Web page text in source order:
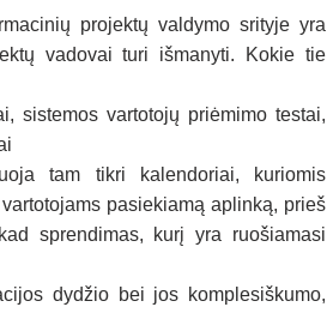
projektų valdymo srityje yra
vadovai turi išmanyti. Kokie tie
sistemos vartotojų priėmimo testai,
tam tikri kalendoriai, kuriomis
pasiekiamą aplinką, prieš
sprendimas, kurį yra ruošiamasi
dydžio bei jos komplesiškumo,